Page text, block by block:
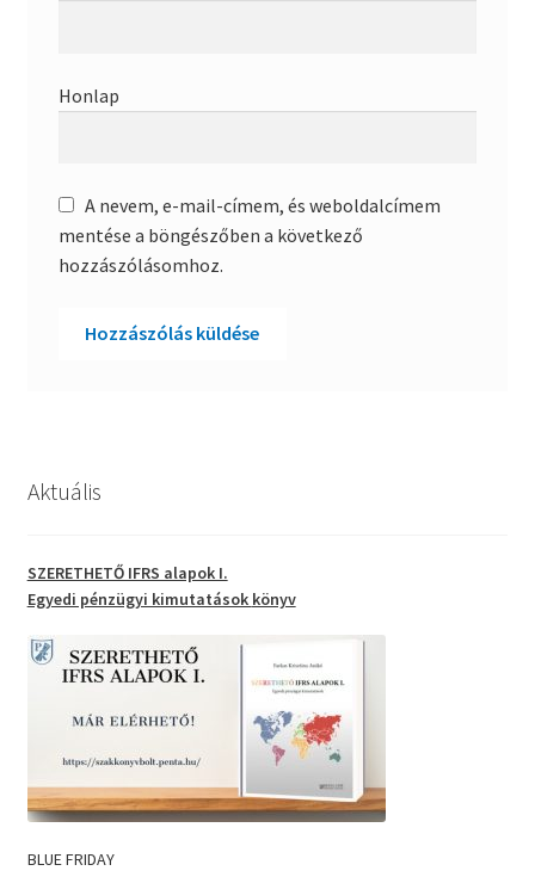
Honlap
A nevem, e-mail-címem, és weboldalcímem
mentése a böngészőben a következő
hozzászólásomhoz.
Aktuális
SZERETHETŐ IFRS alapok I.
Egyedi pénzügyi kimutatások könyv
BLUE FRIDAY